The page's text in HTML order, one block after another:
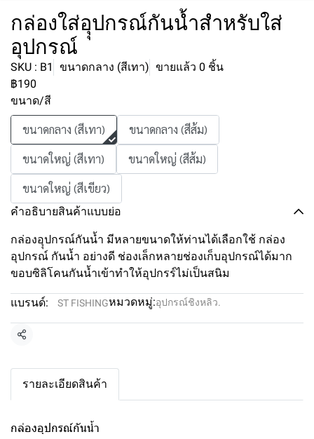
กล่องใส่อุุปกรณ์กันน้ำสำหรับใส่
อุปกรณ์
SKU : B1 ขนาดกลาง (สีเทา) ขายแล้ว 0 ชิ้น
฿190
ขนาด/สี
ขนาดกลาง (สีเทา)
ขนาดกลาง (สีส้ม)
ขนาดใหญ่ (สีเทา)
ขนาดใหญ่ (สีส้ม)
ขนาดใหญ่ (สีเขียว)
คำอธิบายสินค้าแบบย่อ
กล่องอุุปกรณ์กันน้ำ มีหลายขนาดให้ท่านได้เลือกใช้ กล่อง
อุปกรณ์ กันน้ำ อย่างดี ช่องเล็กหลายช่องเก็บอุปกรณ์ได้มาก
ขอบซิลิโคนกันน้ำเข้าทำให้อุปกรร์ไม่เป็นสนิม
แบรนด์: ST FISHINGหมวดหมู่:อุปกรณ์ชิงหลิว.
แชร์
รายละเอียดสินค้า
กล่องอุุปกรณ์กันน้ำ